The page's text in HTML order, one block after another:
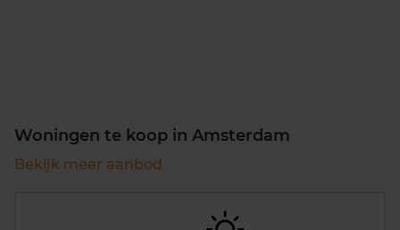
Woningen te koop in Amsterdam
Bekijk meer aanbod